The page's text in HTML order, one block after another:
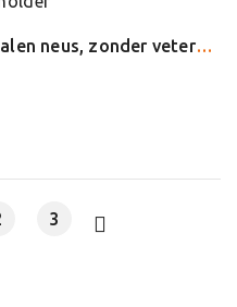
MTS veiligheidsschoen m/stalen neus, zonder veters, laag model, wit, mt 37
3